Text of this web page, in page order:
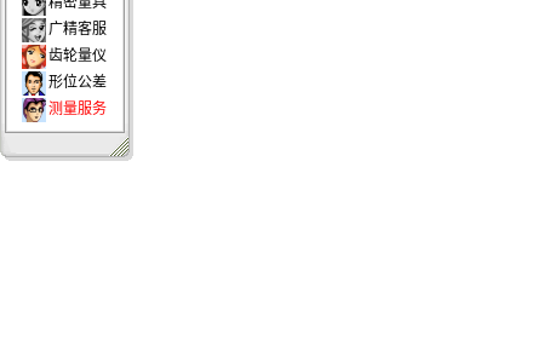
广精客服
齿轮量仪
形位公差
测量服务